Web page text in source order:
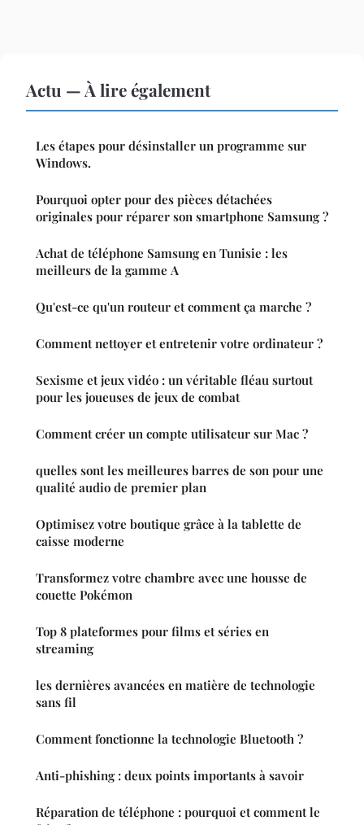
Actu — À lire également
Les étapes pour désinstaller un programme sur
Windows.
Pourquoi opter pour des pièces détachées
originales pour réparer son smartphone Samsung ?
Achat de téléphone Samsung en Tunisie : les
meilleurs de la gamme A
Qu'est-ce qu'un routeur et comment ça marche ?
Comment nettoyer et entretenir votre ordinateur ?
Sexisme et jeux vidéo : un véritable fléau surtout
pour les joueuses de jeux de combat
Comment créer un compte utilisateur sur Mac ?
quelles sont les meilleures barres de son pour une
qualité audio de premier plan
Optimisez votre boutique grâce à la tablette de
caisse moderne
Transformez votre chambre avec une housse de
couette Pokémon
Top 8 plateformes pour films et séries en
streaming
les dernières avancées en matière de technologie
sans fil
Comment fonctionne la technologie Bluetooth ?
Anti-phishing : deux points importants à savoir
Réparation de téléphone : pourquoi et comment le